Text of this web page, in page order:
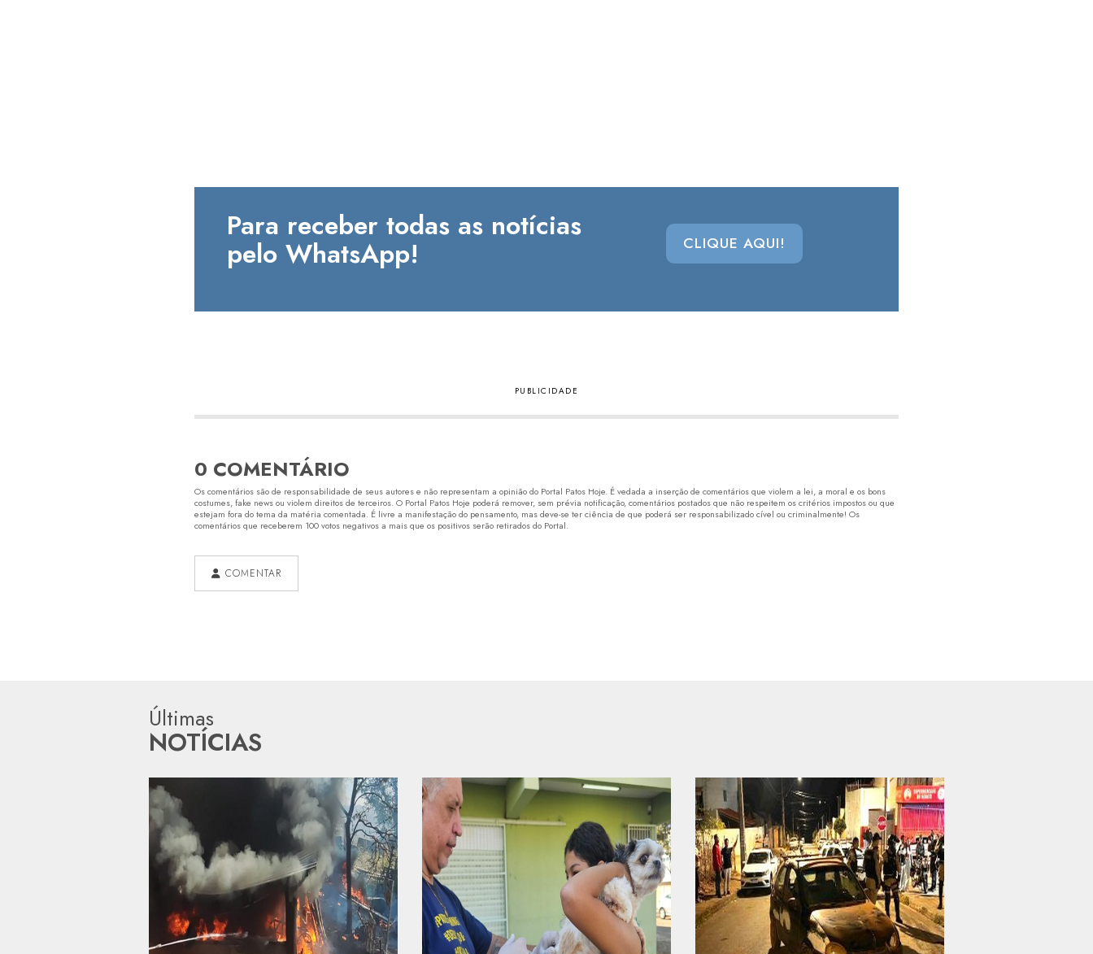
Para receber todas as notícias
pelo WhatsApp! CLIQUE AQUI!
0 COMENTÁRIO
Os comentários são de responsabilidade de seus autores e não representam a opinião do Portal Patos Hoje. É vedada a inserção de comentários que violem a lei, a moral e os bons
costumes, fake news ou violem direitos de terceiros. O Portal Patos Hoje poderá remover, sem prévia notificação, comentários postados que não respeitem os critérios impostos ou que
estejam fora do tema da matéria comentada. É livre a manifestação do pensamento, mas deve-se ter ciência de que poderá ser responsabilizado cível ou criminalmente! Os
comentários que receberem 100 votos negativos a mais que os positivos serão retirados do Portal.
COMENTAR
Últimas
NOTÍCIAS